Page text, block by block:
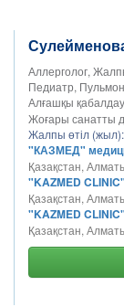
Аллерголог,
Педиатр,
Алғашқы қабалдау
Жоғары санатты
Жалпы өтіл (жыл):
"КАЗМЕД"
Қазақстан,
"KAZMED
Қазақстан,
"KAZMED
Қазақстан,